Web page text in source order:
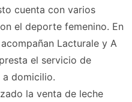
cuenta con varios
el deporte femenino. En
Lacturale y A
el servicio de
domicilio.
la venta de leche